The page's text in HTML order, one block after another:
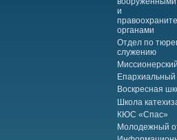
и
органами
Отдел по
служению
Епархиальный
Воскресная
Школа
КЮС «Спас»
Молодежный